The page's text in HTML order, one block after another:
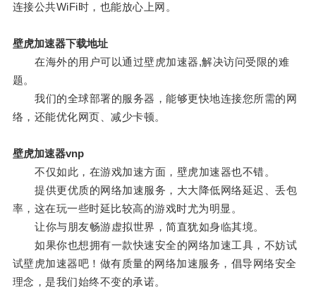
连接公共WiFi时，也能放心上网。
壁虎加速器下载地址
在海外的用户可以通过壁虎加速器,解决访问受限的难
题。
我们的全球部署的服务器，能够更快地连接您所需的网
络，还能优化网页、减少卡顿。
壁虎加速器vnp
不仅如此，在游戏加速方面，壁虎加速器也不错。
提供更优质的网络加速服务，大大降低网络延迟、丢包
率，这在玩一些时延比较高的游戏时尤为明显。
让你与朋友畅游虚拟世界，简直犹如身临其境。
如果你也想拥有一款快速安全的网络加速工具，不妨试
试壁虎加速器吧！做有质量的网络加速服务，倡导网络安全
理念，是我们始终不变的承诺。